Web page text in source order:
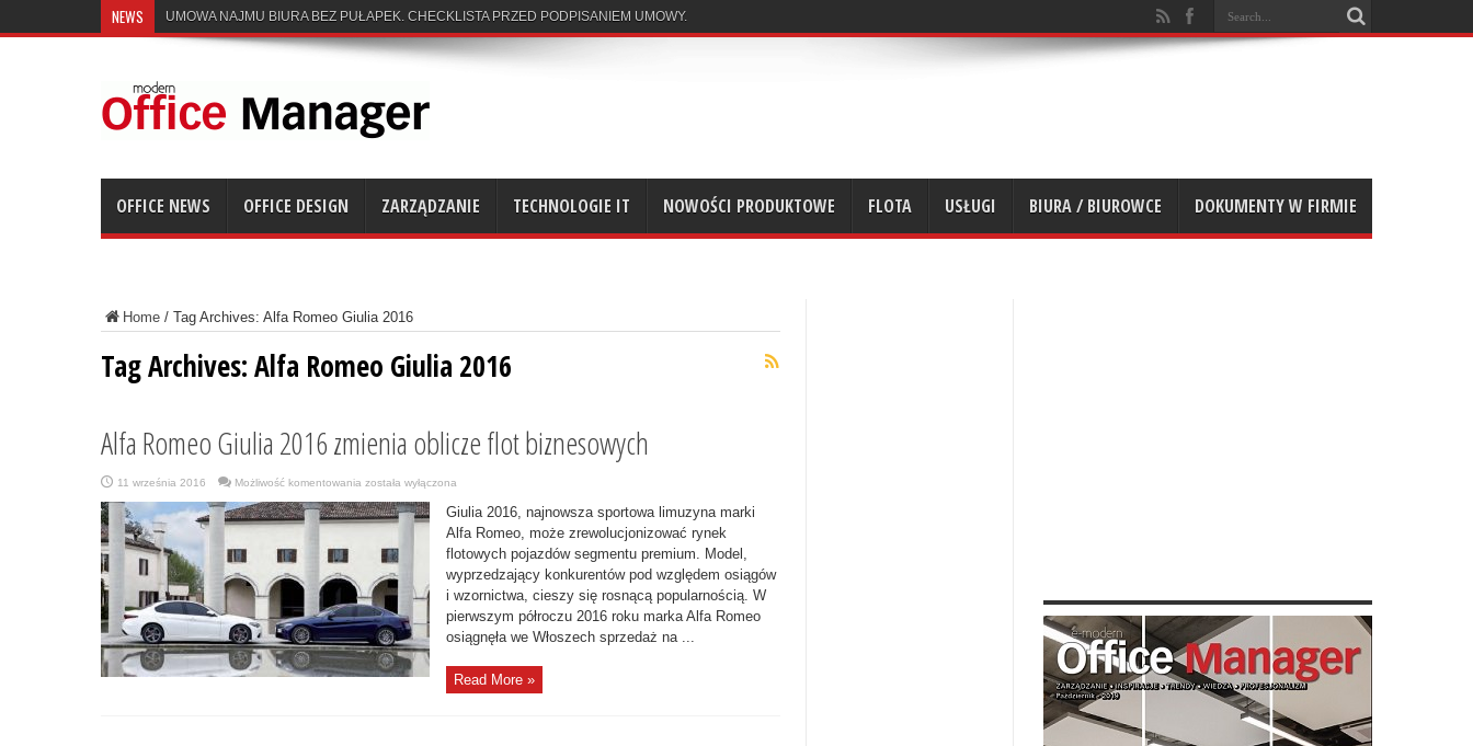
NEWS UMOWA NAJMU BIURA BEZ PUŁAPEK. CHECKLISTA PRZED PODPISANIEM UMOWY.
OFFICE NEWS OFFICE DESIGN ZARZĄDZANIE TECHNOLOGIE IT NOWOŚCI PRODUKTOWE FLOTA USŁUGI BIURA / BIUROWCE DOKUMENTY W FIRMIE
Home / Tag Archives: Alfa Romeo Giulia 2016
Tag Archives:Alfa Romeo Giulia 2016
Alfa Romeo Giulia 2016 zmienia oblicze flot biznesowych
11 września 2016 Możliwość komentowania Alfa
Giulia
2016
biznesowych
została wyłączona
Giulia 2016, najnowsza sportowa limuzyna marki
Alfa Romeo, może zrewolucjonizować rynek
flotowych pojazdów segmentu premium. Model,
wyprzedzający konkurentów pod względem osiągów
i wzornictwa, cieszy się rosnącą popularnością. W
pierwszym półroczu 2016 roku marka Alfa Romeo
osiągnęła we Włoszech sprzedaż na ...
Read More »